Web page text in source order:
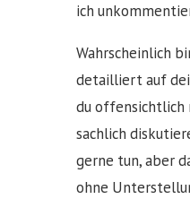
ich
Wahrscheinlich
detailliert auf
du offensichtlich
sachlich
gerne tun, aber
ohne